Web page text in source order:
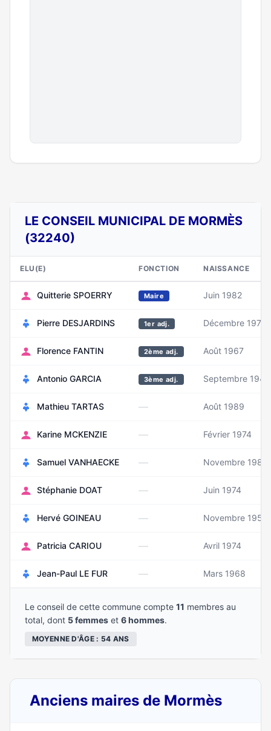
LE CONSEIL MUNICIPAL DE MORMÈS
(32240)
ELU(E) FONCTION NAISSANCE
Quitterie SPOERRY Maire Juin 1982
Pierre DESJARDINS 1er adj. Décembre 1978
Florence FANTIN 2ème adj. Août 1967
Antonio GARCIA 3ème adj. Septembre 1946
Mathieu TARTAS — Août 1989
Karine MCKENZIE — Février 1974
Samuel VANHAECKE — Novembre 1983
Stéphanie DOAT — Juin 1974
Hervé GOINEAU — Novembre 1955
Patricia CARIOU — Avril 1974
Jean-Paul LE FUR — Mars 1968
Le conseil de cette commune compte 11 membres au
total, dont 5 femmes et 6 hommes.
MOYENNE D'ÂGE : 54 ANS
Anciens maires de Mormès